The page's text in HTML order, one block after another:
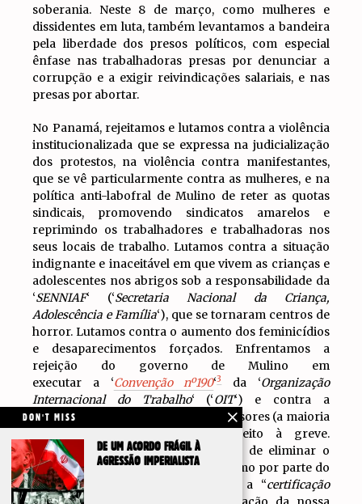
soberania. Neste 8 de março, como mulheres e
dissidentes em luta, também levantamos a bandeira
pela liberdade dos presos políticos, com especial
ênfase nas trabalhadoras presas por denunciar a
corrupção e a exigir reivindicações salariais, e nas
presas por abortar.
No Panamá, rejeitamos e lutamos contra a violência
institucionalizada que se expressa na judicialização
dos protestos, na violência contra manifestantes,
que se vê particularmente contra as mulheres, e na
política anti-labofral de Mulino de reter as quotas
sindicais, promovendo sindicatos amarelos e
reprimindo os trabalhadores e trabalhadoras nos
seus locais de trabalho. Lutamos contra a situação
indignante e inaceitável em que vivem as crianças e
adolescentes nos abrigos sob a responsabilidade da
‘SENNIAF‘ (‘Secretaria Nacional da Criança,
Adolescência e Família‘), que se tornaram centros de
horror. Lutamos contra o aumento dos feminicídios
e desaparecimentos forçados. Enfrentamos a
rejeição do governo de Mulino em
executar a ‘Convenção nº190‘3 da ‘Organização
Internacional do Trabalho‘ (‘OIT‘) e contra a
separação e despedimento de professores (a maioria
mulheres) por exercerem o direito à greve.
Organizámo-nos contra a tentativa de eliminar o
Ministério da Mulher, contra o racismo por parte do
Ministério da Educação ao exigir a “certificação
4
DON'T MISS
DE UM ACORDO FRÁGIL À
AGRESSÃO IMPERIALISTA